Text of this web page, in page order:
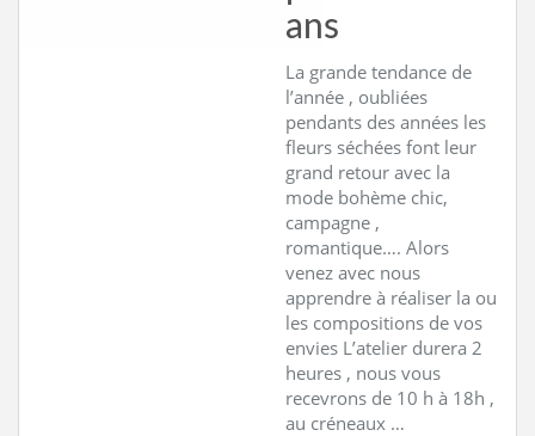
ans
La grande tendance de
l’année , oubliées
pendants des années les
fleurs séchées font leur
grand retour avec la
mode bohème chic,
campagne ,
romantique…. Alors
venez avec nous
apprendre à réaliser la ou
les compositions de vos
envies L’atelier durera 2
heures , nous vous
recevrons de 10 h à 18h ,
au créneaux …